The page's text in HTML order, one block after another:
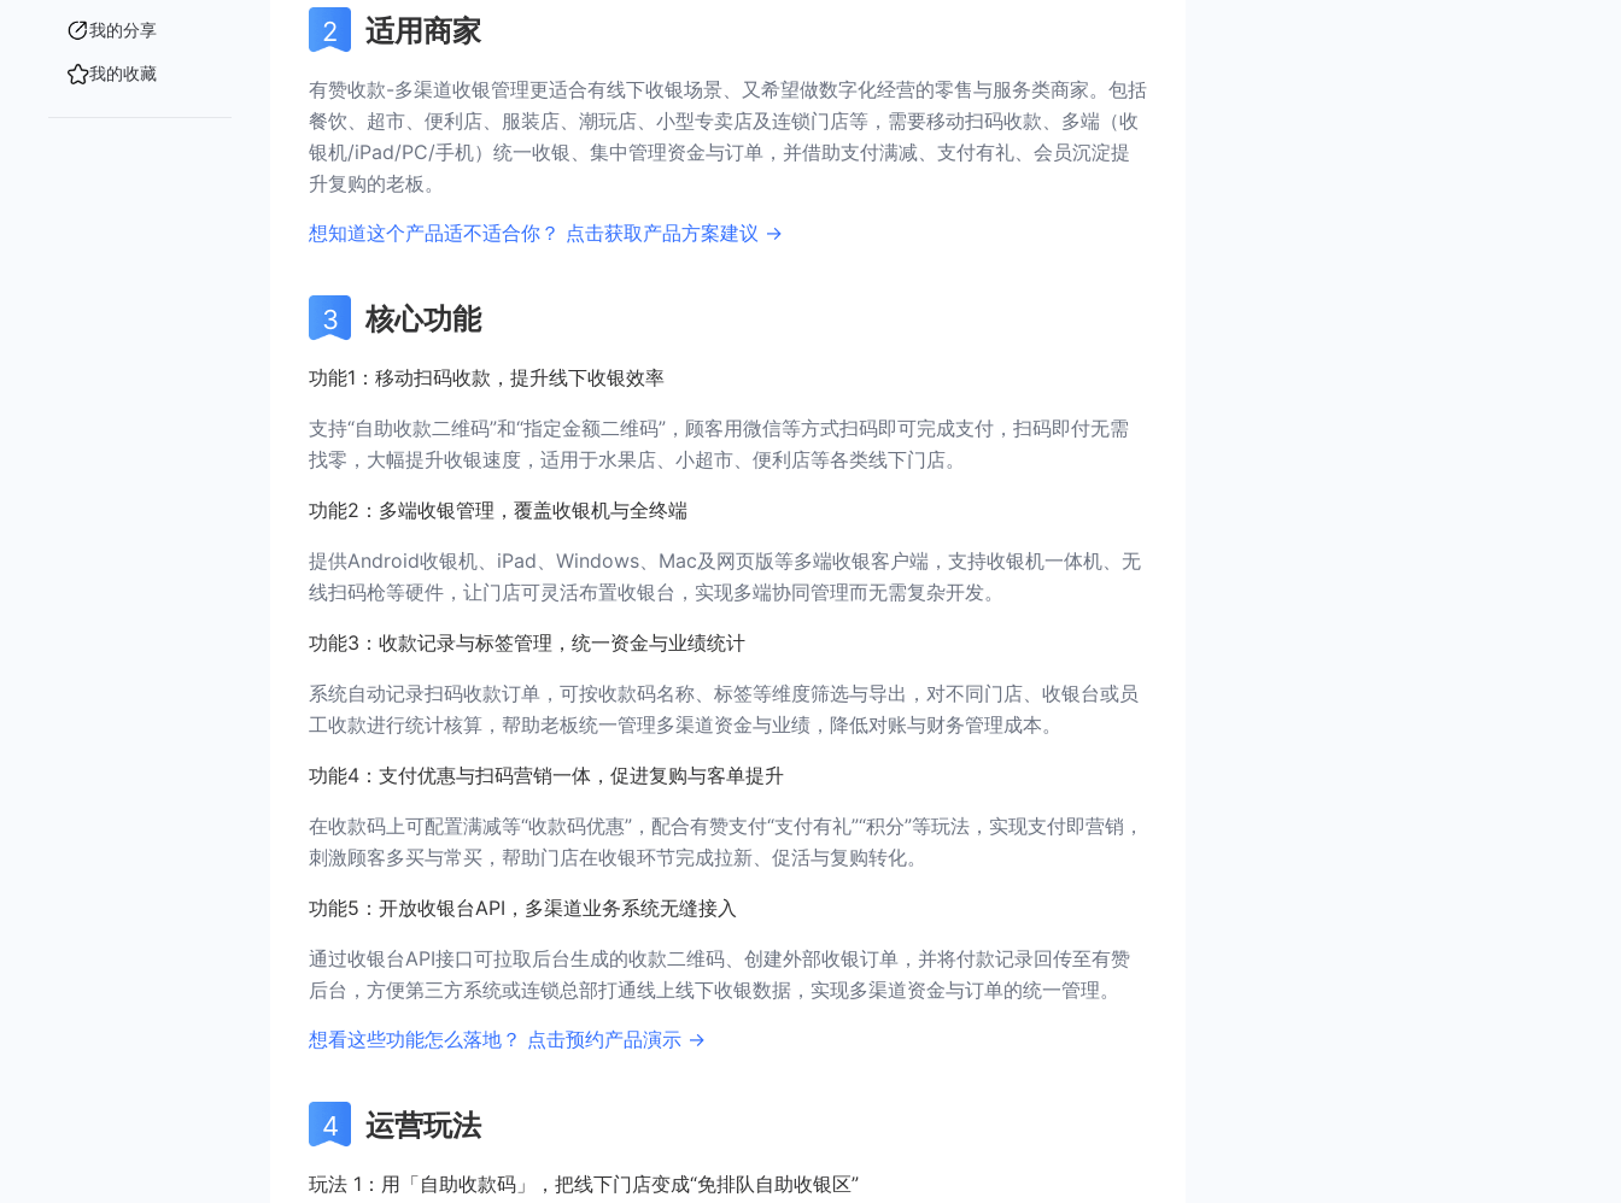
我的分享
我的收藏
适用商家
有赞收款-多渠道收银管理更适合有线下收银场景、又希望做数字化经营的零售与服务类商家。包括
餐饮、超市、便利店、服装店、潮玩店、小型专卖店及连锁门店等，需要移动扫码收款、多端（收
银机/iPad/PC/手机）统一收银、集中管理资金与订单，并借助支付满减、支付有礼、会员沉淀提
升复购的老板。
想知道这个产品适不适合你？ 点击获取产品方案建议 →
核心功能
功能1：移动扫码收款，提升线下收银效率
支持“自助收款二维码”和“指定金额二维码”，顾客用微信等方式扫码即可完成支付，扫码即付无需
找零，大幅提升收银速度，适用于水果店、小超市、便利店等各类线下门店。
功能2：多端收银管理，覆盖收银机与全终端
提供Android收银机、iPad、Windows、Mac及网页版等多端收银客户端，支持收银机一体机、无
线扫码枪等硬件，让门店可灵活布置收银台，实现多端协同管理而无需复杂开发。
功能3：收款记录与标签管理，统一资金与业绩统计
系统自动记录扫码收款订单，可按收款码名称、标签等维度筛选与导出，对不同门店、收银台或员
工收款进行统计核算，帮助老板统一管理多渠道资金与业绩，降低对账与财务管理成本。
功能4：支付优惠与扫码营销一体，促进复购与客单提升
在收款码上可配置满减等“收款码优惠”，配合有赞支付“支付有礼”“积分”等玩法，实现支付即营销，
刺激顾客多买与常买，帮助门店在收银环节完成拉新、促活与复购转化。
功能5：开放收银台API，多渠道业务系统无缝接入
通过收银台API接口可拉取后台生成的收款二维码、创建外部收银订单，并将付款记录回传至有赞
后台，方便第三方系统或连锁总部打通线上线下收银数据，实现多渠道资金与订单的统一管理。
想看这些功能怎么落地？ 点击预约产品演示 →
运营玩法
玩法 1：用「自助收款码」，把线下门店变成“免排队自助收银区”